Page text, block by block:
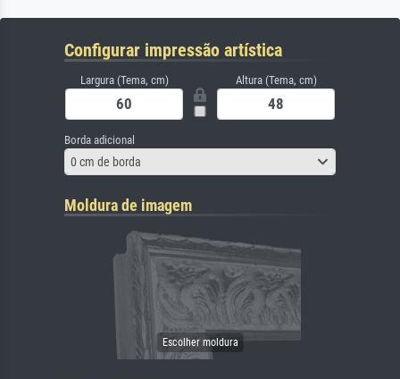
Configurar impressão artística
Largura (Tema, cm) Altura (Tema, cm)
Borda adicional
0 cm de borda
Moldura de imagem